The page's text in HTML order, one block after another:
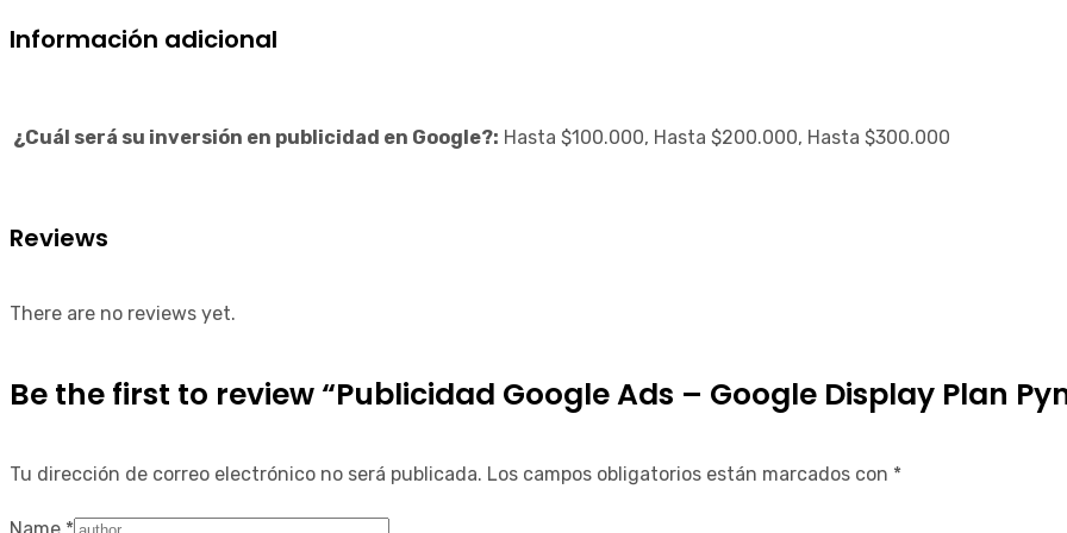
Información adicional
¿Cuál será su inversión en publicidad en Google?: Hasta $100.000, Hasta $200.000, Hasta $300.000
Reviews
There are no reviews yet.
Be the first to review “Publicidad Google Ads – Google Display Plan
Tu dirección de correo electrónico no será publicada. Los campos obligatorios están marcados con *